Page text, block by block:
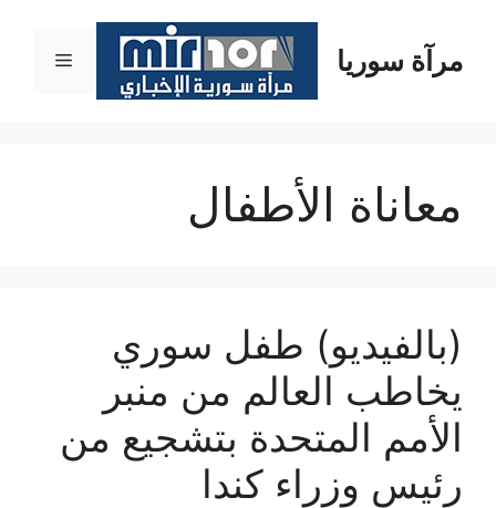
المحتوىمرآة سوريا القائمة
معاناة الأطفال
(بالفيديو) طفل سوري
يخاطب العالم من منبر
الأمم المتحدة بتشجيع من
رئيس وزراء كندا